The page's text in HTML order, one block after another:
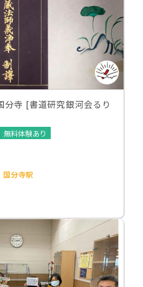
分寺 [書道研究銀河会るり
無料体験あり
分寺駅